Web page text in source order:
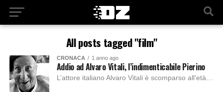
All posts tagged "film"
CRONACA 1 anno ago
Addio ad Alvaro Vitali, l’indimenticabile Pierino